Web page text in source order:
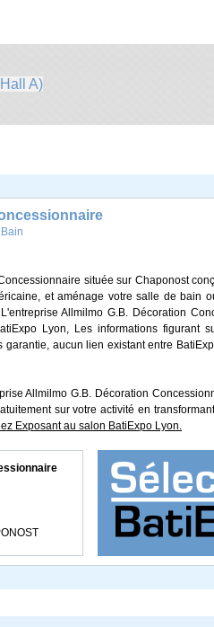
A)
située sur Chaponost
et aménage votre salle de bain
Allmilmo G.B. Décoration
Lyon, Les informations figurant
aucun lien existant entre
Allmilmo G.B. Décoration
sur votre activité en
Exposant au salon BatiExpo Lyon.